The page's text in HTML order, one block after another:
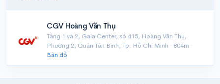
CGV Hoàng Văn Thụ
Tầng 1 và 2, Gala Center, số 415, Hoàng Văn Thụ,
Phường 2, Quận Tân Bình, Tp. Hồ Chí Minh · 804m ·
Bản đồ